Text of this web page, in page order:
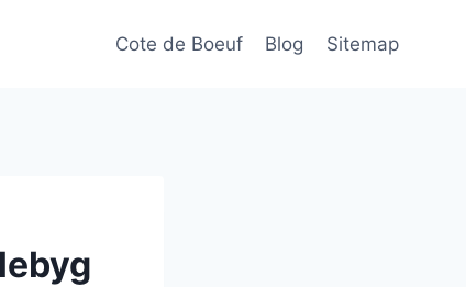
Cote de Boeuf Blog Sitemap